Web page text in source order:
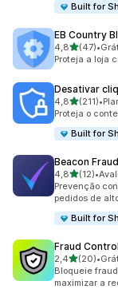
Built for
EB Country
4,8de 5(47)
47 avaliações
•
Proteja a loja
Desativar
4,8de 5(211)
211 •
Proteja o
Built for
Beacon
4,8de 5(12)
12 avaliações
•
Prevenção
pedidos de
Built for
Fraud Control
2,4de 5(20)
20 avaliações
•
Bloqueie
maximizar a